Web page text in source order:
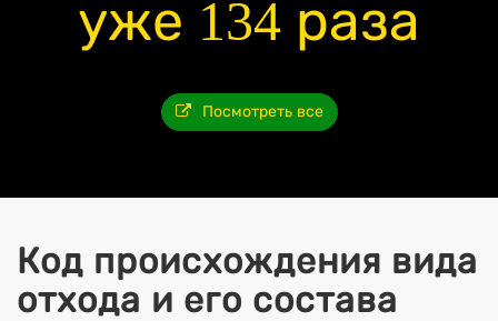
уже 134 раза
Посмотреть все
Код происхождения вида
отхода и его состава